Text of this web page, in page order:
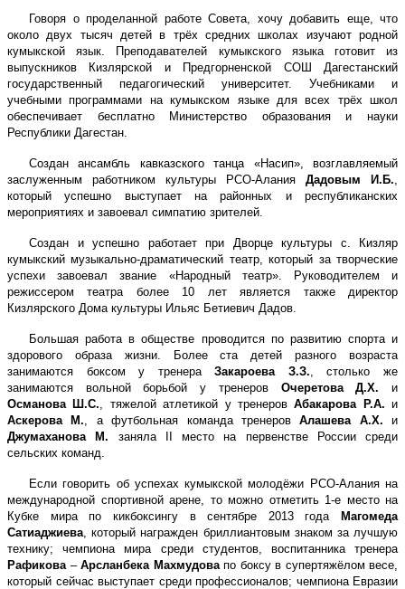
Говоря о проделанной работе Совета, хочу добавить еще, что
около двух тысяч детей в трёх средних школах изучают родной
кумыкской язык. Преподавателей кумыкского языка готовит из
выпускников Кизлярской и Предгорненской СОШ Дагестанский
государственный педагогический университет. Учебниками и
учебными программами на кумыкском языке для всех трёх школ
обеспечивает бесплатно Министерство образования и науки
Республики Дагестан.
Создан ансамбль кавказского танца «Насип», возглавляемый
заслуженным работником культуры РСО-Алания Дадовым И.Б.
который успешно выступает на районных и республиканских
мероприятиях и завоевал симпатию зрителей.
Создан и успешно работает при Дворце культуры с. Кизляр
кумыкский музыкально-драматический театр, который за творческие
успехи завоевал звание «Народный театр». Руководителем и
режиссером театра более 10 лет является также директор
Кизлярского Дома культуры Ильяс Бетиевич Дадов.
Большая работа в обществе проводится по развитию спорта и
здорового образа жизни. Более ста детей разного возраста
занимаются боксом у тренераЗакароева З.З. , столько же
занимаются вольной борьбой у тренеров Очеретова Д.Х. и
Османова Ш.С. , тяжелой атлетикой у тренеровАбакарова Р.А. и
Аскерова М. , а футбольная команда тренеровАлашева А.Х. и
Джумаханова М. заняла II место на первенстве России среди
сельских команд.
Если говорить об успехах кумыкской молодёжи РСО-Алания на
международной спортивной арене, то можно отметить 1-е место на
Кубке мира по кикбоксингу в сентябре 2013 года
Магомеда
Сатиаджиева , который награжден бриллиантовым знаком за лучшую
технику; чемпиона мира среди студентов, воспитанника тренера
Рафикова – Арсланбека Махмудовапо боксу в супертяжёлом весе,
который сейчас выступает среди профессионалов; чемпиона Евразии